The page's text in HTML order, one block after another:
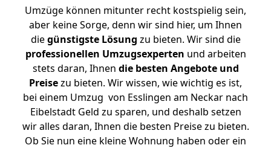
Umzüge können mitunter recht kostspielig sein,
aber keine Sorge, denn wir sind hier, um Ihnen
diegünstigste Lösung zu bieten. Wir sind die
professionellen Umzugsexperten und arbeiten
stets daran, Ihnen die besten Angebote und
Preisezu bieten. Wir wissen, wie wichtig es ist,
bei einem Umzug von Esslingen am Neckar nach
Eibelstadt Geld zu sparen, und deshalb setzen
wir alles daran, Ihnen die besten Preise zu bieten.
Ob Sie nun eine kleine Wohnung haben oder ein